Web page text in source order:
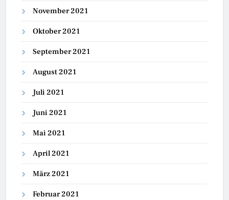
November 2021
Oktober 2021
September 2021
August 2021
Juli 2021
Juni 2021
Mai 2021
April 2021
März 2021
Februar 2021